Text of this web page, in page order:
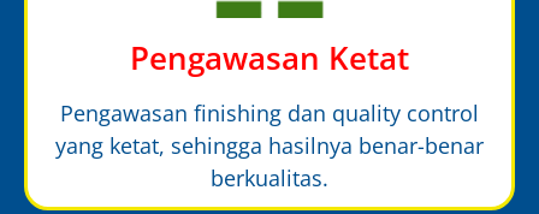
Pengawasan Ketat
Pengawasan finishing dan quality control
yang ketat, sehingga hasilnya benar-benar
berkualitas.